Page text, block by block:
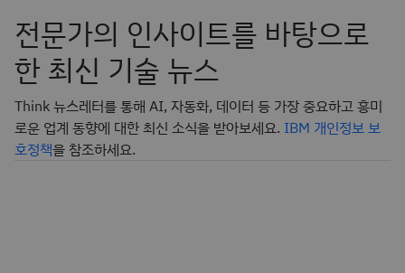
전문가의 인사이트를 바탕으로
한 최신 기술 뉴스
Think 뉴스레터를 통해 AI, 자동화, 데이터 등 가장 중요하고 흥미
로운 업계 동향에 대한 최신 소식을 받아보세요. IBM 개인정보 보
호정책을 참조하세요.